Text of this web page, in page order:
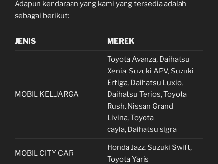
Adapun kendaraan yang kami yang tersedia adalah
sebagai berikut:
JENIS MEREK
MOBIL KELUARGA
Toyota Avanza, Daihatsu
Xenia, Suzuki APV, Suzuki
Ertiga, Daihatsu Luxio,
Daihatsu Terios, Toyota
Rush, Nissan Grand
Livina, Toyota
cayla, Daihatsu sigra
MOBIL CITY CAR
Honda Jazz, Suzuki Swift,
Toyota Yaris